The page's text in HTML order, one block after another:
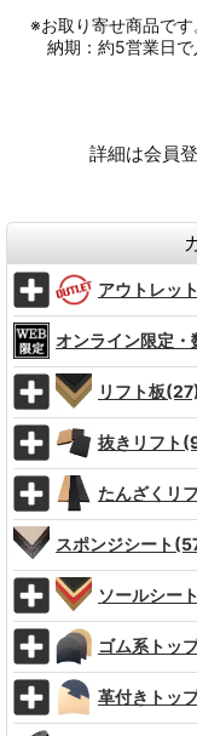
※お取り寄せ商品です
納期：約5営業日で
詳細は会員
アウトレッ
オンライン限定
リフト板
抜きリフト
たんざくリ
スポンジシート
ソールシー
ゴム系トッ
革付きトッ